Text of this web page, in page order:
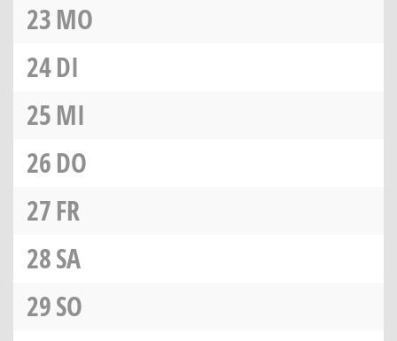
23MO
24DI
25MI
26DO
27FR
28SA
29SO